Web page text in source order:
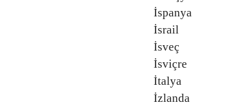
İspanya
İsrail
İsveç
İsviçre
İtalya
İzlanda